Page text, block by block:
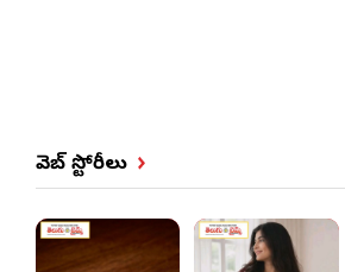
వెబ్ స్టోరీలు